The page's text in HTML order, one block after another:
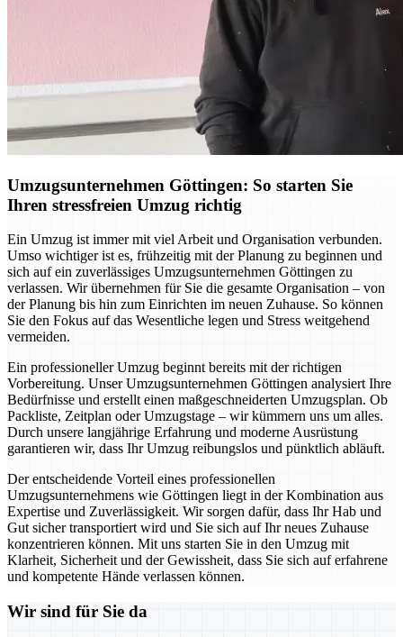
Umzugsunternehmen Göttingen: So starten Sie
Ihren stressfreien Umzug richtig
Ein Umzug ist immer mit viel Arbeit und Organisation verbunden.
Umso wichtiger ist es, frühzeitig mit der Planung zu beginnen und
sich auf ein zuverlässiges Umzugsunternehmen Göttingen zu
verlassen. Wir übernehmen für Sie die gesamte Organisation – von
der Planung bis hin zum Einrichten im neuen Zuhause. So können
Sie den Fokus auf das Wesentliche legen und Stress weitgehend
vermeiden.
Ein professioneller Umzug beginnt bereits mit der richtigen
Vorbereitung. Unser Umzugsunternehmen Göttingen analysiert Ihre
Bedürfnisse und erstellt einen maßgeschneiderten Umzugsplan. Ob
Packliste, Zeitplan oder Umzugstage – wir kümmern uns um alles.
Durch unsere langjährige Erfahrung und moderne Ausrüstung
garantieren wir, dass Ihr Umzug reibungslos und pünktlich abläuft.
Der entscheidende Vorteil eines professionellen
Umzugsunternehmens wie Göttingen liegt in der Kombination aus
Expertise und Zuverlässigkeit. Wir sorgen dafür, dass Ihr Hab und
Gut sicher transportiert wird und Sie sich auf Ihr neues Zuhause
konzentrieren können. Mit uns starten Sie in den Umzug mit
Klarheit, Sicherheit und der Gewissheit, dass Sie sich auf erfahrene
und kompetente Hände verlassen können.
Wir sind für Sie da